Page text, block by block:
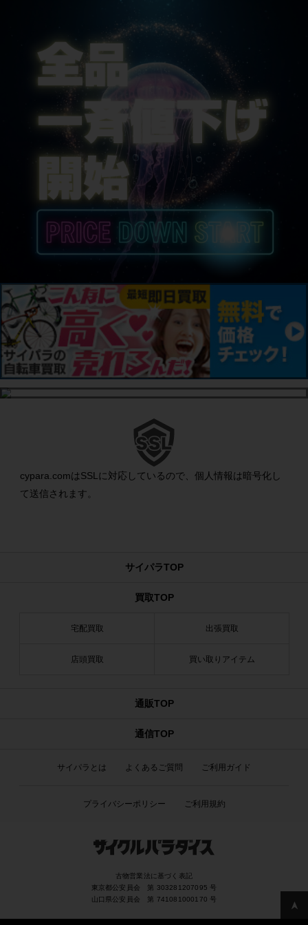
cypara.comはSSLに対応しているので、個人情報は暗号化し
て送信されます。
サイパラTOP
買取TOP
宅配買取 出張買取
店頭買取 買い取りアイテム
通販TOP
通信TOP
サイパラとは よくあるご質問 ご利用ガイド
プライバシーポリシー ご利用規約
古物営業法に基づく表記
東京都公安員会 第 303281207095 号
山口県公安員会 第 741081000170 号